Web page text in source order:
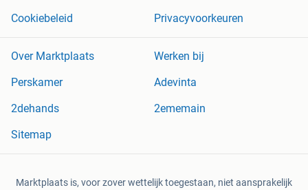
Cookiebeleid
Privacyvoorkeuren
Over Marktplaats
Werken bij
Perskamer
Adevinta
2dehands
2ememain
Sitemap
Marktplaats is, voor zover wettelijk toegestaan, niet aansprakelijk